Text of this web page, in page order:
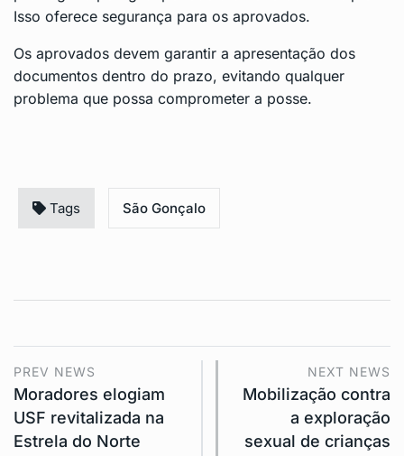
Isso oferece segurança para os aprovados.
Os aprovados devem garantir a apresentação dos
documentos dentro do prazo, evitando qualquer
problema que possa comprometer a posse.
Tags São Gonçalo
PREV NEWS
Moradores elogiam
USF revitalizada na
Estrela do Norte
NEXT NEWS
Mobilização contra
a exploração
sexual de crianças